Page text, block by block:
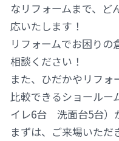
なリフォームまで、ど
応いたします！
リフォームでお困り
相談ください！
また、ひだかやリフォ
比較できるショールー
イレ6台 洗面台5台）
まずは、ご来場いただ